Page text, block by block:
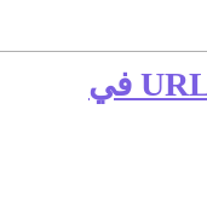
تناقضات تضمين عنوان URL في